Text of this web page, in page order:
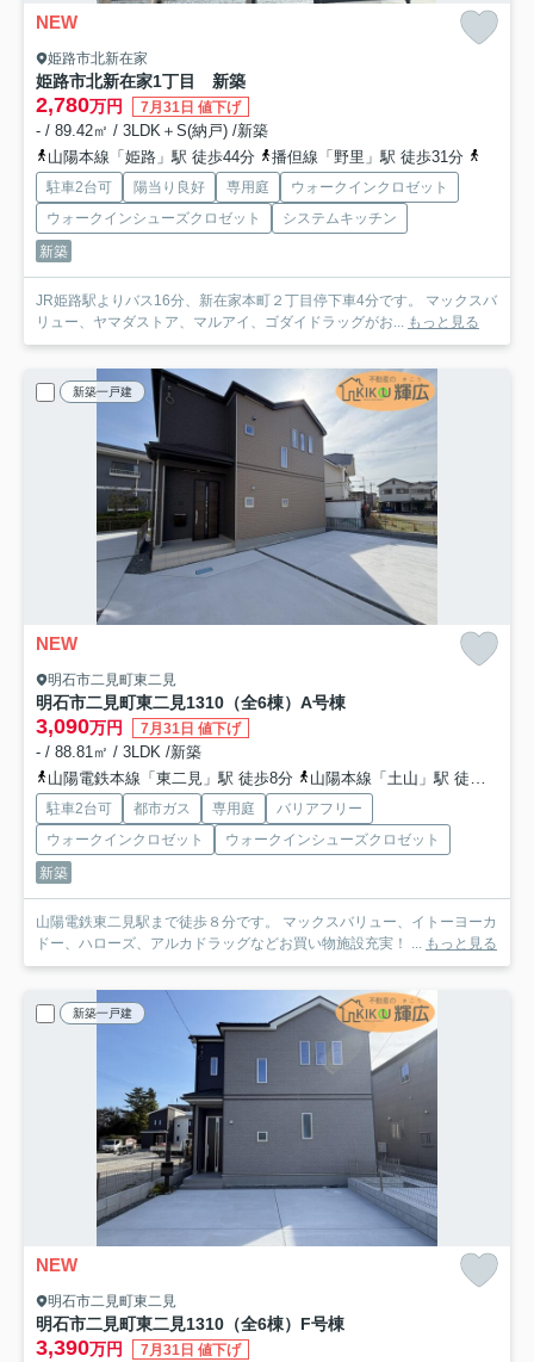
NEW
姫路市北新在家
姫路市北新在家1丁目 新築
2,780万円 7月31日 値下げ
- / 89.42㎡ / 3LDK＋S(納戸) /新築
山陽本線「姫路」駅 徒歩44分
播但線「野里」駅 徒歩31分
駐車2台可 陽当り良好 専用庭
ウォークインクロゼット
ウォークインシューズクロゼット
システムキッチン
新築
JR姫路駅よりバス16分、新在家本町２丁目停下車4分です。 マックスバ
リュー、ヤマダストア、マルアイ、ゴダイドラッグがお... もっと見る
新築一戸建
NEW
明石市二見町東二見
明石市二見町東二見1310（全6棟）A号棟
3,090万円 7月31日 値下げ
- / 88.81㎡ / 3LDK /新築
山陽電鉄本線「東二見」駅 徒歩8分
山陽本線「土山」駅 徒歩33分
駐車2台可 都市ガス 専用庭
バリアフリー
ウォークインクロゼット
ウォークインシューズクロゼット
新築
山陽電鉄東二見駅まで徒歩８分です。 マックスバリュー、イトーヨーカ
ドー、ハローズ、アルカドラッグなどお買い物施設充実！ ... もっと見る
新築一戸建
NEW
明石市二見町東二見
明石市二見町東二見1310（全6棟）F号棟
3,390万円 7月31日 値下げ